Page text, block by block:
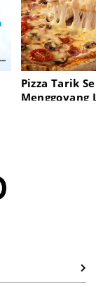
Pizza Tarik
Menggoyang